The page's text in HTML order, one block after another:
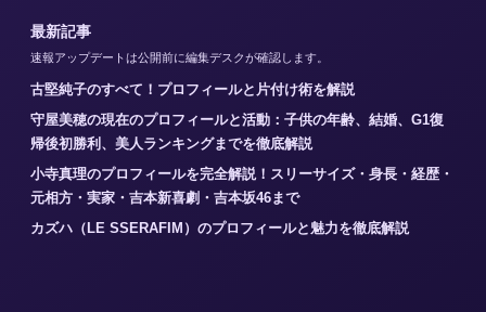
最新記事
速報アップデートは公開前に編集デスクが確認します。
古堅純子のすべて！プロフィールと片付け術を解説
守屋美穂の現在のプロフィールと活動：子供の年齢、結婚、G1復
帰後初勝利、美人ランキングまでを徹底解説
小寺真理のプロフィールを完全解説！スリーサイズ・身長・経歴・
元相方・実家・吉本新喜劇・吉本坂46まで
カズハ（LE SSERAFIM）のプロフィールと魅力を徹底解説